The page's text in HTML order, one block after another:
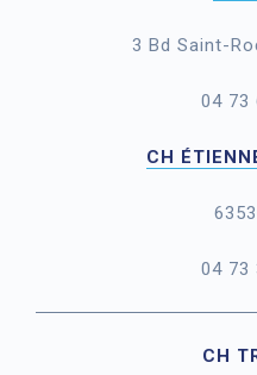
3 Bd Saint-
04 73
CH
04 73
CH